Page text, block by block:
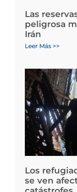
Las
peligrosa
Irán
Leer Más >>
Los
se ven